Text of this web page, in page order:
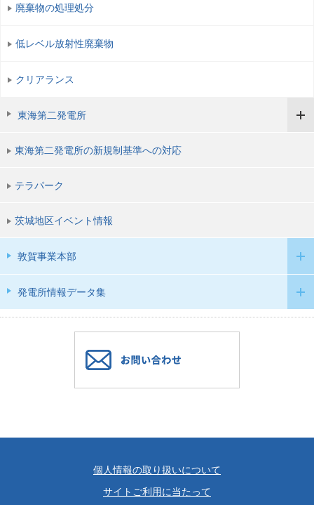
廃棄物の処理処分
低レベル放射性廃棄物
クリアランス
東海第二発電所
東海第二発電所の新規制基準への対応
テラパーク
茨城地区イベント情報
敦賀事業本部
発電所情報データ集
個人情報の取り扱いについて
サイトご利用に当たって